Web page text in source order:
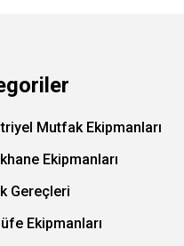
Mutfak Ekipmanları
Ekipmanları
Gereçleri
Ekipmanları